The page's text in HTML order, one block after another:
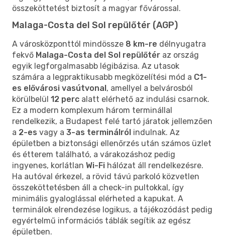
összeköttetést biztosít a magyar fővárossal.
Malaga-Costa del Sol repülőtér (AGP)
A városközponttól mindössze 8 km-re délnyugatra
fekvő Malaga-Costa del Sol repülőtér az ország
egyik legforgalmasabb légibázisa. Az utasok
számára a legpraktikusabb megközelítési mód a C1-
es elővárosi vasútvonal, amellyel a belvárosból
körülbelül 12 perc alatt elérhető az indulási csarnok.
Ez a modern komplexum három terminállal
rendelkezik, a Budapest felé tartó járatok jellemzően
a 2-es vagy a 3-as terminálról indulnak. Az
épületben a biztonsági ellenőrzés után számos üzlet
és étterem található, a várakozáshoz pedig
ingyenes, korlátlan Wi-Fi hálózat áll rendelkezésre.
Ha autóval érkezel, a rövid távú parkoló közvetlen
összeköttetésben áll a check-in pultokkal, így
minimális gyaloglással elérheted a kapukat. A
terminálok elrendezése logikus, a tájékozódást pedig
egyértelmű információs táblák segítik az egész
épületben.